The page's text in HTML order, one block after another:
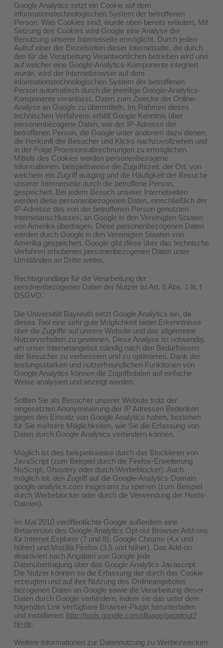
Google Analytics setzt ein Cookie auf dem
informationstechnologischen System der betroffenen
Person. Was Cookies sind, wurde oben bereits erläutert. Mit
Setzung des Cookies wird Google eine Analyse der
Benutzung unserer Internetseite ermöglicht. Durch jeden
Aufruf einer der Einzelseiten dieser Internetseite, die durch
den für die Verarbeitung Verantwortlichen betrieben wird und
auf welcher eine Google-Analytics-Komponente integriert
wurde, wird der Internetbrowser auf dem
informationstechnologischen System der betroffenen
Person automatisch durch die jeweilige Google-Analytics-
Komponente veranlasst, Daten zum Zwecke der Online-
Analyse an Google zu übermitteln. Im Rahmen dieses
technischen Verfahrens erhält Google Kenntnis über
personenbezogene Daten, wie der IP-Adresse der
betroffenen Person, die Google unter anderem dazu dienen,
die Herkunft der Besucher und Klicks nachzuvollziehen und
in der Folge Provisionsabrechnungen zu ermöglichen.
Mittels des Cookies werden personenbezogene
Informationen, beispielsweise die Zugriffszeit, der Ort, von
welchem ein Zugriff ausging und die Häufigkeit der Besuche
unserer Internetseite durch die betroffene Person,
gespeichert. Bei jedem Besuch unserer Internetseiten
werden diese personenbezogenen Daten, einschließlich der
IP-Adresse des von der betroffenen Person genutzten
Internetanschlusses, an Google in den Vereinigten Staaten
von Amerika übertragen. Diese personenbezogenen Daten
werden durch Google in den Vereinigten Staaten von
Amerika gespeichert. Google gibt diese über das technische
Verfahren erhobenen personenbezogenen Daten unter
Umständen an Dritte weiter.
Rechtsgrundlage für die Verarbeitung der
personenbezogenen Daten der Nutzer ist Art. 6 Abs. 1 lit. f
DSGVO.
Die Universität Bayreuth setzt Google Analytics ein, da
dieses Tool eine sehr gute Möglichkeit bietet Erkenntnisse
über die Zugriffe auf unsere Website und das allgemeine
Nutzerverhalten zu gewinnen. Diese Analyse ist notwendig,
um unser Internetangebot ständig nach den Bedürfnissen
der Besucher zu verbessern und zu optimieren. Dank der
leistungsstarken und nutzerfreundlichen Funktionen von
Google Analytics können die Zugriffsdaten auf einfache
Weise analysiert und anzeigt werden.
Sollten Sie als Besucher unserer Website trotz der
eingesetzten Anonymisierung der IP Adressen Bedenken
gegen den Einsatz von Google Analytics haben, bestehen
für Sie mehrere Möglichkeiten, wie Sie die Erfassung von
Daten durch Google Analytics verhindern können.
Möglich ist dies beispielsweise durch das Blockieren von
JavaScript (zum Beispiel durch die Firefox-Erweiterung
NoScript, Ghostery oder durch Werbeblocker). Auch
möglich ist, den Zugriff auf die Google-Analytics-Domain
google-analytics.com insgesamt zu sperren (zum Beispiel
durch Werbeblocker oder durch die Verwendung der Hosts-
Dateien).
Im Mai 2010 veröffentlichte Google außerdem eine
Betaversion des Google Analytics Opt-out Browser Add-ons
für Internet Explorer (7 und 8), Google Chrome (4.x und
höher) und Mozilla Firefox (3.5 und höher). Das Add-on
deaktiviert nach Angaben von Google jede
Datenübertragung über das Google Analytics Javascript.
Die Nutzer können so die Erfassung der durch das Cookie
erzeugten und auf ihre Nutzung des Onlineangebotes
bezogenen Daten an Google sowie die Verarbeitung dieser
Daten durch Google verhindern, indem sie das unter dem
folgenden Link verfügbare Browser-Plugin herunterladen
und installieren: http://tools.google.com/dlpage/gaoptout?
hl=de.
Weitere Informationen zur Datennutzung zu Werbezwecken